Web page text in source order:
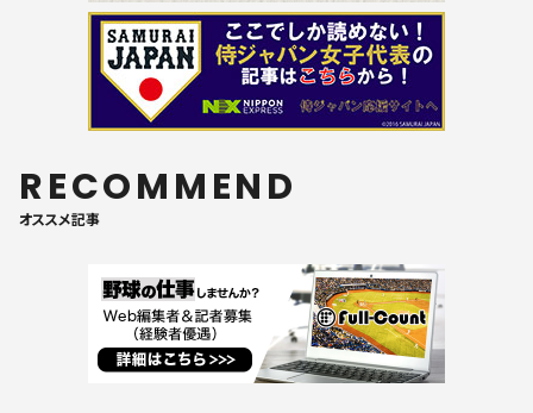
RECOMMEND
オススメ記事